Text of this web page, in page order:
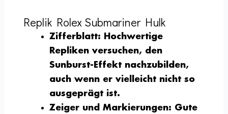
Replik Rolex Submariner Hulk
Zifferblatt: Hochwertige
Repliken versuchen, den
Sunburst-Effekt nachzubilden,
auch wenn er vielleicht nicht so
ausgeprägt ist.
Zeiger und Markierungen: Gute